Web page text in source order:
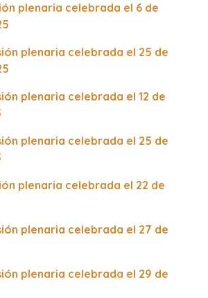
plenaria celebrada el 6 de
plenaria celebrada el 25 de
plenaria celebrada el 12 de
plenaria celebrada el 25 de
plenaria celebrada el 22 de
plenaria celebrada el 27 de
plenaria celebrada el 29 de